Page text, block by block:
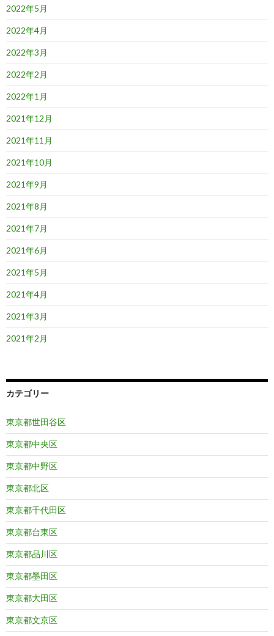
2022年5月
2022年4月
2022年3月
2022年2月
2022年1月
2021年12月
2021年11月
2021年10月
2021年9月
2021年8月
2021年7月
2021年6月
2021年5月
2021年4月
2021年3月
2021年2月
カテゴリー
東京都世田谷区
東京都中央区
東京都中野区
東京都北区
東京都千代田区
東京都台東区
東京都品川区
東京都墨田区
東京都大田区
東京都文京区